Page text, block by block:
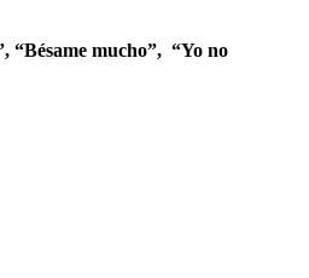
“Bésame mucho”, “Yo no